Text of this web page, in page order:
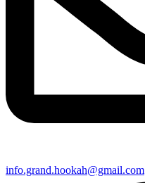
info.grand.hookah@gmail.com